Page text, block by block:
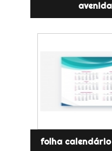
folha